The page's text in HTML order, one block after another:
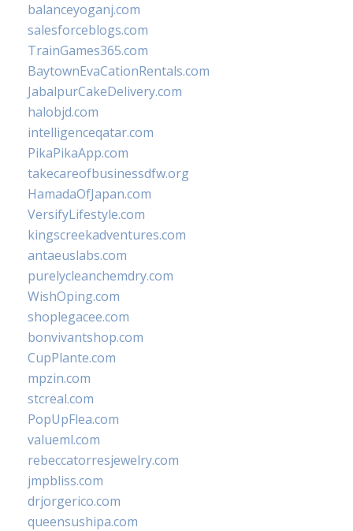
balanceyoganj.com
salesforceblogs.com
TrainGames365.com
BaytownEvaCationRentals.com
JabalpurCakeDelivery.com
halobjd.com
intelligenceqatar.com
PikaPikaApp.com
takecareofbusinessdfw.org
HamadaOfJapan.com
VersifyLifestyle.com
kingscreekadventures.com
antaeuslabs.com
purelycleanchemdry.com
WishOping.com
shoplegacee.com
bonvivantshop.com
CupPlante.com
mpzin.com
stcreal.com
PopUpFlea.com
valueml.com
rebeccatorresjewelry.com
jmpbliss.com
drjorgerico.com
queensushipa.com